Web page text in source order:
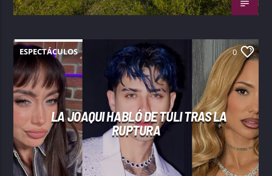
ESPECTÁCULOS 0
LA JOAQUI HABLÓ DE TULI TRAS LA
RUPTURA